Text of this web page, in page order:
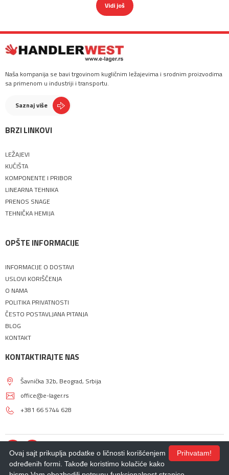
Vidi još
Naša kompanija se bavi trgovinom kugličnim ležajevima i srodnim proizvodima
sa primenom u industriji i transportu.
Saznaj više
BRZI LINKOVI
LEŽAJEVI
KUĆIŠTA
KOMPONENTE I PRIBOR
LINEARNA TEHNIKA
PRENOS SNAGE
TEHNIČKA HEMIJA
OPŠTE INFORMACIJE
INFORMACIJE O DOSTAVI
USLOVI KORIŠĆENJA
O NAMA
POLITIKA PRIVATNOSTI
ČESTO POSTAVLJANA PITANJA
BLOG
KONTAKT
KONTAKTIRAJTE NAS
Šavnička 32b, Beograd, Srbija
office@e-lager.rs
+381 66 5744 628
Prihvatam!
Ovaj sajt prikuplja podatke o ličnosti korišćenjem
određenih formi. Takođe koristimo kolačiće kako